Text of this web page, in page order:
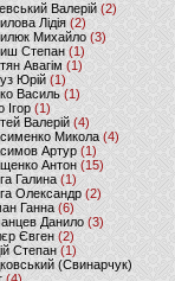
Валерій(2)
Лідія (2)
Михайло (3)
Степан (1)
Авагім (1)
Юрій (1)
Василь (1)
Ігор(1)
Валерій (4)
Микола (4)
Артур (1)
Антон(15)
Галина (1)
Олександр (2)
Ганна (6)
Данило (3)
Євген (2)
Степан(1)
(Свинарчук)